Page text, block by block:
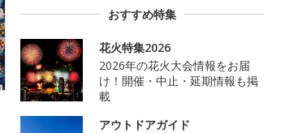
おすすめ特集
花火特集2026
2026年の花火大会情報をお届
け！開催・中止・延期情報も掲
載
アウトドアガイド